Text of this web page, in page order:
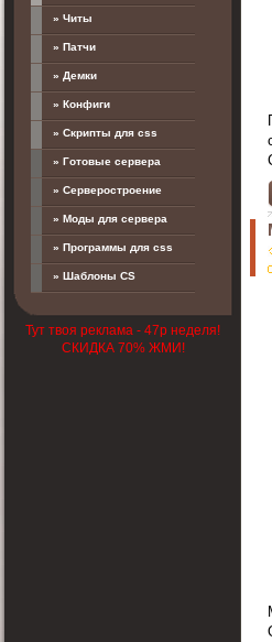
» Читы
» Патчи
» Демки
» Конфиги
» Скрипты для css
» Готовые сервера
» Серверостроение
» Моды для сервера
» Программы для css
» Шаблоны CS
Тут твоя реклама - 47р неделя!
СКИДКА 70% ЖМИ!